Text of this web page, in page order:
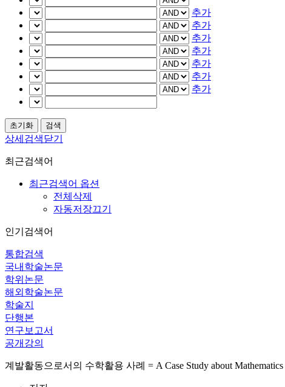
추가
추가
추가
추가
추가
추가
추가
상세검색닫기
최근검색어
최근검색어 옵션
전체삭제
자동저장끄기
인기검색어
통합검색
국내학술논문
학위논문
해외학술논문
학술지
단행본
연구보고서
공개강의
계발활동으로서의 수학활용 사례 = A Case Study about